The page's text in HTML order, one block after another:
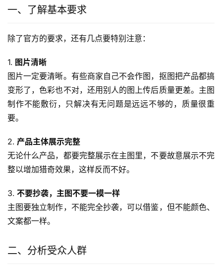
一、了解基本要求
除了官方的要求，还有几点要特别注意：
1. 图片清晰
图片一定要清晰。有些商家自己不会作图，抠图把产品都搞
变形了，色彩也不对，还用别人的图上传后质量更差。主图
制作不能敷衍，只解决有无问题是远远不够的，质量很重
要。
2. 产品主体展示完整
无论什么产品，都要完整展示在主图里，不要故意展示不完
整以增加猎奇效果，这样反而不好。
3. 不要抄袭，主图不要一模一样
主图要独立制作，不能完全抄袭，可以借鉴，但不能颜色、
文案都一样。
二、分析受众人群